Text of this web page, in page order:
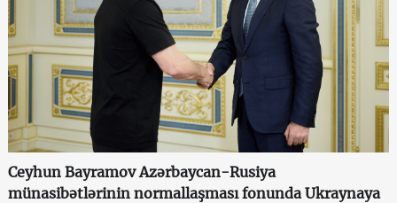
Ceyhun Bayramov Azərbaycan-Rusiya
münasibətlərinin normallaşması fonunda Ukraynaya